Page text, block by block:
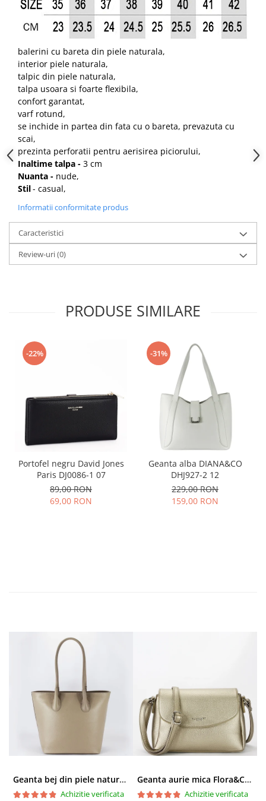
balerini cu bareta din piele naturala,
interior piele naturala,
talpic din piele naturala,
talpa usoara si foarte flexibila,
confort garantat,
varf rotund,
se inchide in partea din fata cu o bareta, prevazuta cu
scai,
prezinta perforatii pentru aerisirea piciorului,
Inaltime talpa - 3 cm
Nuanta - nude,
Stil- casual,
Informatii conformitate produs
Caracteristici
Review-uri(0)
PRODUSE SIMILARE
-22%
Portofel negru David Jones
Paris DJ0086-1 07
89,00 RON
69,00 RON
-31%
Geanta alba DIANA&CO
DHJ927-2 12
229,00 RON
159,00 RON
Geanta bej din piele naturala 8966 123
Achizitie verificata
Geanta aurie mica Flora&CO Paris H6930 16
Achizitie verificata